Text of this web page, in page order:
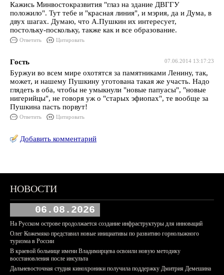
Кажись Минвостокразвития "глаз на здание ДВГГУ
положило". Тут тебе и "красная линия", и мэрия, да и Дума, в
двух шагах. Думаю, что А.Пушкин их интересует,
постольку-поскольку, также как и все образование.
Ответить Цитировать
07.06.2014 13:17:23
Гость
Буржуи во всем мире охотятся за памятниками Ленину, так,
может, и нашему Пушкину уготована такая же участь. Надо
глядеть в оба, чтобы не умыкнули "новые папуасы", "новые
нигерийцы", не говоря уж о "старых эфиопах", те вообще за
Пушкина пасть порвут!
Ответить Цитировать
Добавить комментарий
НОВОСТИ
06.08.2026
На Русском острове продолжается создание инфраструктуры для инноваций
Олег Кожемяко представил новые инициативы по развитию горнолыжного
туризма в России
В краевой больнице имени Владимирцева освоили новую методику
восстановления после инсульта
Дальневосточная студия кинохроники получила поддержку Дмитрия Демешина